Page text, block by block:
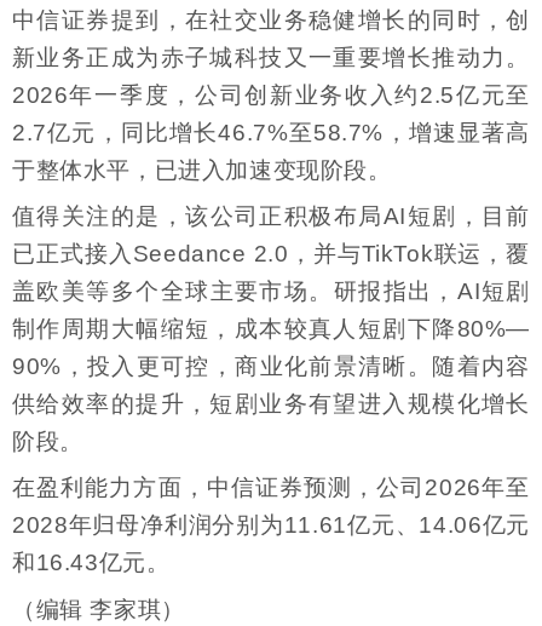
中信证券提到，在社交业务稳健增长的同时，创
新业务正成为赤子城科技又一重要增长推动力。
2026年一季度，公司创新业务收入约2.5亿元至
2.7亿元，同比增长46.7%至58.7%，增速显著高
于整体水平，已进入加速变现阶段。
值得关注的是，该公司正积极布局AI短剧，目前
已正式接入Seedance 2.0，并与TikTok联运，覆
盖欧美等多个全球主要市场。研报指出，AI短剧
制作周期大幅缩短，成本较真人短剧下降80%—
90%，投入更可控，商业化前景清晰。随着内容
供给效率的提升，短剧业务有望进入规模化增长
阶段。
在盈利能力方面，中信证券预测，公司2026年至
2028年归母净利润分别为11.61亿元、14.06亿元
和16.43亿元。
（编辑 李家琪）